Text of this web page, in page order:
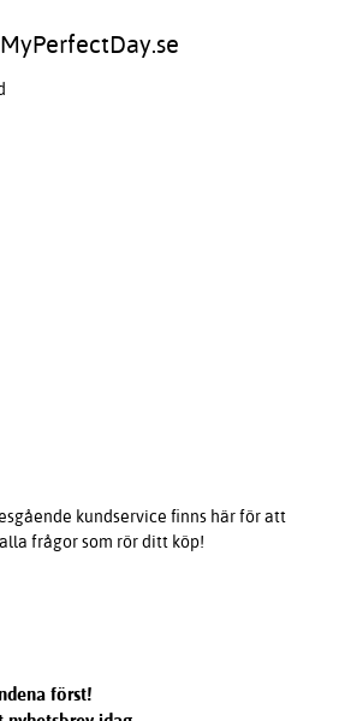
kundservice finns här för att
frågor som rör ditt köp!
först!